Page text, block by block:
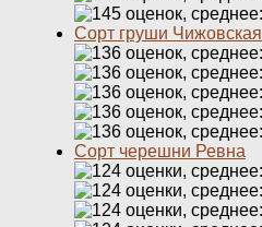
Сорт груши Чижовская
Сорт черешни Ревна